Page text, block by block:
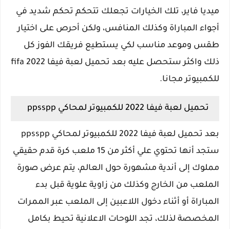
ميديا فاير، تلك الخيارات تجعلك تتحكم تحكم شديد في
أجواء المباراة وكذلك المنافس، ولكن أحرص على اختيار
طقس وموعد مناسب لكي يستطيع فريقك الفوز كل
ذلك واكثر ستحصل عليه بعد تحميل لعبة فيفا fifa 2022
للكمبيوتر مجانا.
تحميل لعبة فيفا 2022 للكمبيوتر لمحاكي ppsspp
بعد تحميل لعبة فيفا 2022 للكمبيوتر لمحاكي ppsspp
ستجد أنها تحتوي علي أكثر من 15 ملعب كرة قدم حقيقي
مملوك إلى أندية مشهورة حول العالم، يتم عرض صورة
الملعب من الخارج وكذلك من زاوية علوية قبل بدء
المباراة أو أثناء دخول اللاعبين إلى الملعب عبر الممرات
المخصصة لذلك، تجد اللوحات الاعلانية تحيط بكامل